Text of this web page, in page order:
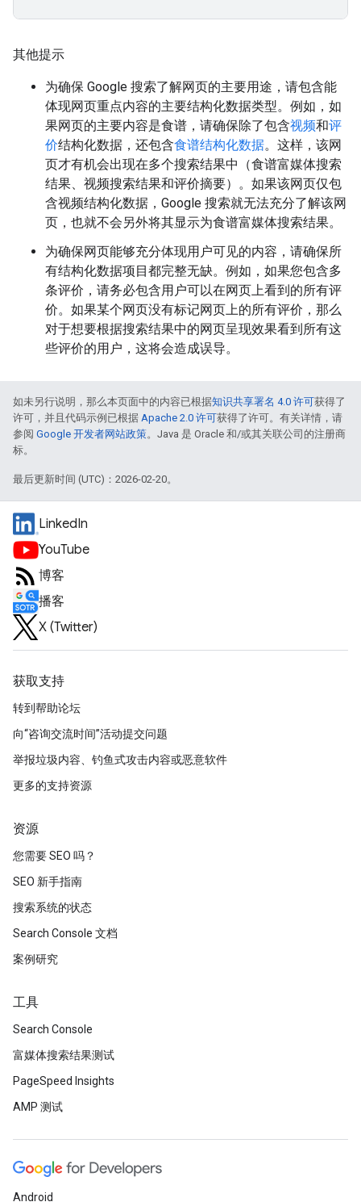
其他提示
为确保 Google 搜索了解网页的主要用途，请包含能
体现网页重点内容的主要结构化数据类型。例如，如
果网页的主要内容是食谱，请确保除了包含视频和评
价结构化数据，还包含食谱结构化数据。这样，该网
页才有机会出现在多个搜索结果中（食谱富媒体搜索
结果、视频搜索结果和评价摘要）。如果该网页仅包
含视频结构化数据，Google 搜索就无法充分了解该网
页，也就不会另外将其显示为食谱富媒体搜索结果。
为确保网页能够充分体现用户可见的内容，请确保所
有结构化数据项目都完整无缺。例如，如果您包含多
条评价，请务必包含用户可以在网页上看到的所有评
价。如果某个网页没有标记网页上的所有评价，那么
对于想要根据搜索结果中的网页呈现效果看到所有这
些评价的用户，这将会造成误导。
如未另行说明，那么本页面中的内容已根据知识共享署名 4.0 许可获得了
许可，并且代码示例已根据 Apache 2.0 许可获得了许可。有关详情，请
参阅 Google 开发者网站政策。Java 是 Oracle 和/或其关联公司的注册商
标。
最后更新时间 (UTC)：2026-02-20。
LinkedIn
YouTube
博客
播客
X (Twitter)
获取支持
转到帮助论坛
向“咨询交流时间”活动提交问题
举报垃圾内容、钓鱼式攻击内容或恶意软件
更多的支持资源
资源
您需要 SEO 吗？
SEO 新手指南
搜索系统的状态
Search Console 文档
案例研究
工具
Search Console
富媒体搜索结果测试
PageSpeed Insights
AMP 测试
Android